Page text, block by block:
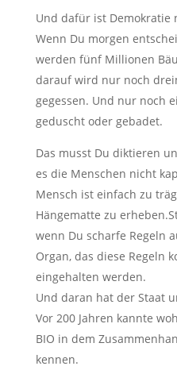
Und dafür ist Demokratie
Wenn Du morgen
werden fünf Millionen
darauf wird nur noch
gegessen. Und nur noch
geduscht oder gebadet.
Das musst Du diktieren
es die Menschen nicht
Mensch ist einfach zu
Hängematte zu
wenn Du scharfe Regeln
Organ, das diese Regeln
eingehalten werden.
Und daran hat der Staat
Vor 200 Jahren kannte
BIO in dem
kennen.